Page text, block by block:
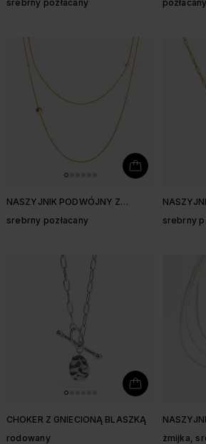
srebrny pozłacany
pozłacany
NASZYJNIK PODWÓJNY Z
srebrny pozłacany srebrny
CHOKER Z GNIECIONĄ BLASZKĄ
rodowany
żmijka,